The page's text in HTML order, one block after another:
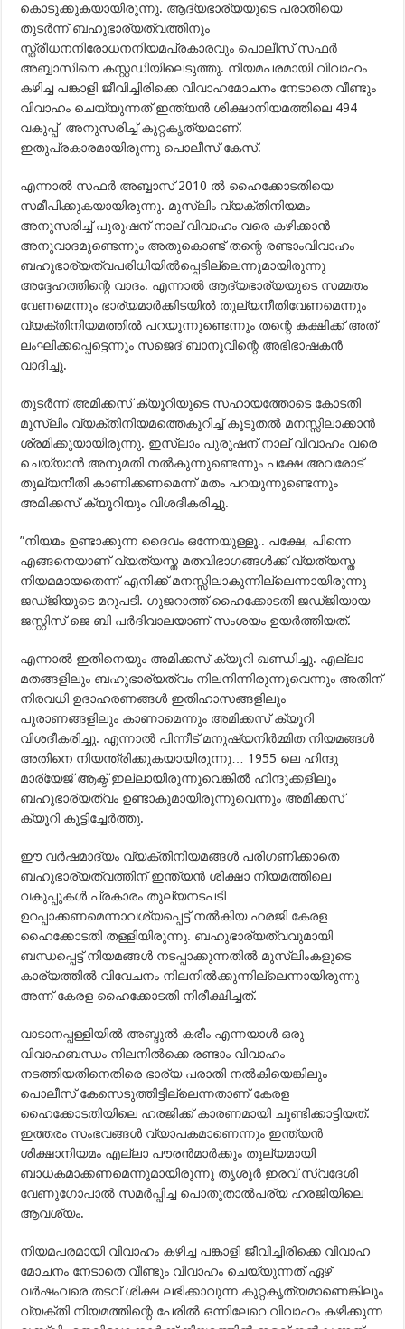
കൊടുക്കുകയായിരുന്നു. ആദ്യഭാര്യയുടെ പരാതിയെ
തുടര്‍ന്ന് ബഹുഭാര്യത്വത്തിനും
സ്ത്രീധനനിരോധനനിയമപ്രകാരവും പൊലീസ് സഫര്‍
അബ്ബാസിനെ കസ്റ്റഡിയിലെടുത്തു. നിയമപരമായി വിവാഹം
കഴിച്ച പങ്കാളി ജീവിച്ചിരിക്കെ വിവാഹമോചനം നേടാതെ വീണ്ടും
വിവാഹം ചെയ്യുന്നത് ഇന്ത്യന്‍ ശിക്ഷാനിയമത്തിലെ 494
വകുപ്പ് അനുസരിച്ച് കുറ്റകൃത്യമാണ്.
ഇതുപ്രകാരമായിരുന്നു പൊലീസ് കേസ്.
എന്നാല്‍ സഫര്‍ അബ്ബാസ് 2010 ല്‍ ഹൈക്കോടതിയെ
സമീപിക്കുകയായിരുന്നു. മുസ്‍ലിം വ്യക്തിനിയമം
അനുസരിച്ച് പുരുഷന് നാല് വിവാഹം വരെ കഴിക്കാന്‍
അനുവാദമുണ്ടെന്നും അതുകൊണ്ട് തന്റെ രണ്ടാംവിവാഹം
ബഹുഭാര്യത്വപരിധിയില്‍പ്പെടില്ലെന്നുമായിരുന്നു
അദ്ദേഹത്തിന്റെ വാദം. എന്നാല്‍ ആദ്യഭാര്യയുടെ സമ്മതം
വേണമെന്നും ഭാര്യമാര്‍ക്കിടയില്‍ തുല്യനീതിവേണമെന്നും
വ്യക്തിനിയമത്തില്‍ പറയുന്നുണ്ടെന്നും തന്റെ കക്ഷിക്ക് അത്
ലംഘിക്കപ്പെട്ടെന്നും സജെദ് ബാനുവിന്റെ അഭിഭാഷകന്‍
വാദിച്ചു.
തുടര്‍ന്ന് അമിക്കസ് ക്യൂറിയുടെ സഹായത്തോടെ കോടതി
മുസ്‍ലിം വ്യക്തിനിയമത്തെകുറിച്ച് കൂടുതല്‍ മനസ്സിലാക്കാന്‍
ശ്രമിക്കുയായിരുന്നു. ഇസ്‍ലാം പുരുഷന് നാല് വിവാഹം വരെ
ചെയ്യാന്‍ അനുമതി നല്‍കുന്നുണ്ടെന്നും പക്ഷേ അവരോട്
തുല്യനീതി കാണിക്കണമെന്ന് മതം പറയുന്നുണ്ടെന്നും
അമിക്കസ് ക്യൂറിയും വിശദീകരിച്ചു.
”നിയമം ഉണ്ടാക്കുന്ന ദൈവം ഒന്നേയുള്ളൂ.. പക്ഷേ, പിന്നെ
എങ്ങനെയാണ് വ്യത്യസ്ത മതവിഭാഗങ്ങള്‍ക്ക് വ്യത്യസ്ത
നിയമമായതെന്ന് എനിക്ക് മനസ്സിലാകുന്നില്ലെന്നായിരുന്നു
ജഡ്ജിയുടെ മറുപടി. ഗുജറാത്ത് ഹൈക്കോടതി ജഡ്ജിയായ
ജസ്റ്റിസ് ജെ ബി പര്‍ദിവാലയാണ് സംശയം ഉയര്‍ത്തിയത്.
എന്നാല്‍ ഇതിനെയും അമിക്കസ് ക്യൂറി ഖണ്ഡിച്ചു. എല്ലാ
മതങ്ങളിലും ബഹുഭാര്യത്വം നിലനിന്നിരുന്നുവെന്നും അതിന്
നിരവധി ഉദാഹരണങ്ങള്‍ ഇതിഹാസങ്ങളിലും
പുരാണങ്ങളിലും കാണാമെന്നും അമിക്കസ് ക്യൂറി
വിശദീകരിച്ചു. എന്നാല്‍ പിന്നീട് മനുഷ്യനിര്‍മ്മിത നിയമങ്ങള്‍
അതിനെ നിയന്ത്രിക്കുകയായിരുന്നു… 1955 ലെ ഹിന്ദു
മാര്യേജ് ആക്ട് ഇല്ലായിരുന്നുവെങ്കില്‍ ഹിന്ദുക്കളിലും
ബഹുഭാര്യത്വം ഉണ്ടാകുമായിരുന്നുവെന്നും അമിക്കസ്
ക്യൂറി കൂട്ടിച്ചേര്‍ത്തു.
ഈ വര്‍ഷമാദ്യം വ്യക്തിനിയമങ്ങള്‍ പരിഗണിക്കാതെ
ബഹുഭാര്യത്വത്തിന് ഇന്ത്യന്‍ ശിക്ഷാ നിയമത്തിലെ
വകുപ്പുകള്‍ പ്രകാരം തുല്യനടപടി
ഉറപ്പാക്കണമെന്നാവശ്യപ്പെട്ട് നല്‍കിയ ഹരജി കേരള
ഹൈക്കോടതി തള്ളിയിരുന്നു. ബഹുഭാര്യത്വവുമായി
ബന്ധപ്പെട്ട് നിയമങ്ങള്‍ നടപ്പാക്കുന്നതില്‍ മുസ്‍ലിംകളുടെ
കാര്യത്തില്‍ വിവേചനം നിലനില്‍ക്കുന്നില്ലെന്നായിരുന്നു
അന്ന് കേരള ഹൈക്കോടതി നിരീക്ഷിച്ചത്.
വാടാനപ്പള്ളിയില്‍ അബ്ദുല്‍ കരീം എന്നയാള്‍ ഒരു
വിവാഹബന്ധം നിലനില്‍ക്കെ രണ്ടാം വിവാഹം
നടത്തിയതിനെതിരെ ഭാര്യ പരാതി നല്‍കിയെങ്കിലും
പൊലീസ് കേസെടുത്തിട്ടില്ലെന്നതാണ് കേരള
ഹൈക്കോടതിയിലെ ഹരജിക്ക് കാരണമായി ചൂണ്ടിക്കാട്ടിയത്.
ഇത്തരം സംഭവങ്ങള്‍ വ്യാപകമാണെന്നും ഇന്ത്യന്‍
ശിക്ഷാനിയമം എല്ലാ പൗരന്‍മാര്‍ക്കും തുല്യമായി
ബാധകമാക്കണമെന്നുമായിരുന്നു തൃശൂര്‍ ഇരവ് സ്വദേശി
വേണുഗോപാല്‍ സമര്‍പ്പിച്ച പൊതുതാല്‍പര്യ ഹരജിയിലെ
ആവശ്യം.
നിയമപരമായി വിവാഹം കഴിച്ച പങ്കാളി ജീവിച്ചിരിക്കെ വിവാഹ
മോചനം നേടാതെ വീണ്ടും വിവാഹം ചെയ്യുന്നത് ഏഴ്
വര്‍ഷംവരെ തടവ് ശിക്ഷ ലഭിക്കാവുന്ന കുറ്റകൃത്യമാണെങ്കിലും
വ്യക്തി നിയമത്തിന്റെ പേരില്‍ ഒന്നിലേറെ വിവാഹം കഴിക്കുന്ന